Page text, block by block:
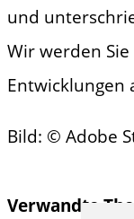
und
Wir werden
Entwicklungen
Bild: © Adobe
Verwandte